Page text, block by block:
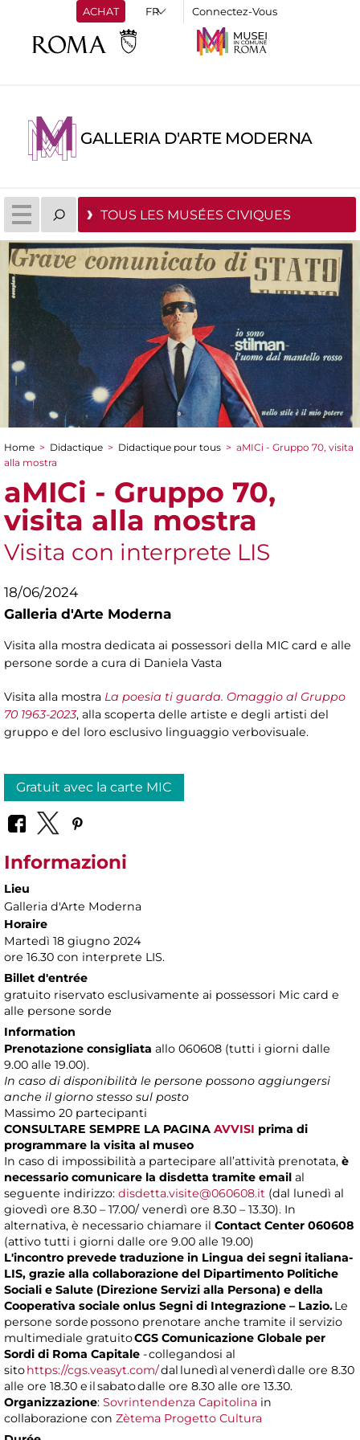
ACHAT Connectez-Vous
GALLERIA D'ARTE MODERNA
TOUS LES MUSÉES CIVIQUES
You are here
Home > Didactique > Didactique pour tous > aMICi - Gruppo 70, visita
alla mostra
aMICi - Gruppo 70,
visita alla mostra
Visita con interprete LIS
18/06/2024
Galleria d'Arte Moderna
Visita alla mostra dedicata ai possessori della MIC card e alle
persone sorde a cura di Daniela Vasta
Visita alla mostra La poesia ti guarda. Omaggio al Gruppo
70 1963-2023, alla scoperta delle artiste e degli artisti del
gruppo e del loro esclusivo linguaggio verbovisuale.
Gratuit avec la carte MIC
Informazioni
Lieu
Galleria d'Arte Moderna
Horaire
Martedì 18 giugno 2024
ore 16.30 con interprete LIS.
Billet d'entrée
gratuito riservato esclusivamente ai possessori Mic card e
alle persone sorde
Information
Prenotazione consigliata allo 060608 (tutti i giorni dalle
9.00 alle 19.00).
In caso di disponibilità le persone possono aggiungersi
anche il giorno stesso sul posto
Massimo 20 partecipanti
CONSULTARE SEMPRE LA PAGINA AVVISI prima di
programmare la visita al museo
In caso di impossibilità a partecipare all’attività prenotata, è
necessario comunicare la disdetta tramite email al
seguente indirizzo: disdetta.visite@060608.it (dal lunedì al
giovedì ore 8.30 – 17.00/ venerdì ore 8.30 – 13.30). In
alternativa, è necessario chiamare il Contact Center 060608
(attivo tutti i giorni dalle ore 9.00 alle 19.00)
L'incontro prevede traduzione in Lingua dei segni italiana-
LIS, grazie alla collaborazione del Dipartimento Politiche
Sociali e Salute (Direzione Servizi alla Persona) e della
Cooperativa sociale onlus Segni di Integrazione – Lazio.Le
persone sorde possono prenotare anche tramite il servizio
multimediale gratuitoCGS Comunicazione Globale per
Sordi di Roma Capitale - collegandosi al
sitohttps://cgs.veasyt.com/dal lunedì al venerdì dalle ore 8.30
alle ore 18.30 e il sabato dalle ore 8.30 alle ore 13.30.
Organizzazione: Sovrintendenza Capitolina in
collaborazione con Zètema Progetto Cultura